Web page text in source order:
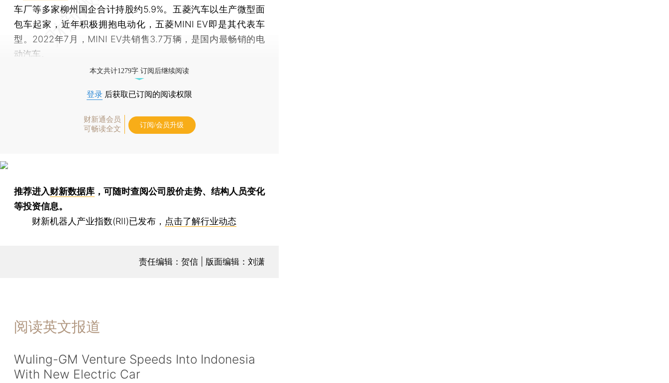
车厂等多家柳州国企合计持股约5.9%。五菱汽车以生产微型面
包车起家，近年积极拥抱电动化，五菱MINI EV即是其代表车
型。2022年7月，MINI EV共销售3.7万辆，是国内最畅销的电
动汽车。
本文共计1279字 订阅后继续阅读
登录 后获取已订阅的阅读权限
财新通会员
可畅读全文
订阅/会员升级
推荐进入财新数据库 ，可随时查阅公司股价走势、结构人员变化
等投资信息。
财新机器人产业指数(RII)已发布， 点击了解行业动态
责任编辑：贺信 | 版面编辑：刘潇
阅读英文报道
Wuling-GM Venture Speeds Into Indonesia
With New Electric Car